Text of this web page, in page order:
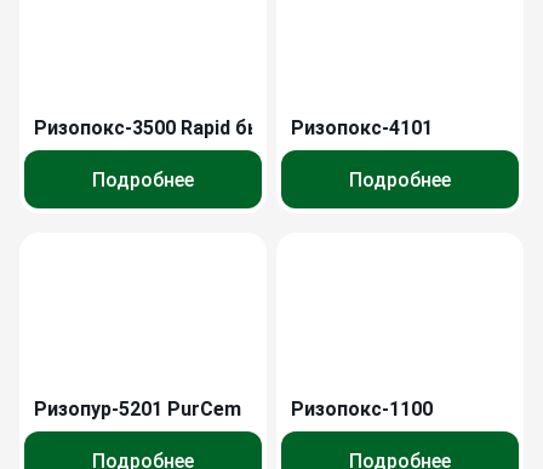
Ризопокс-3500 Rapid быстротвердеющий
Подробнее
Ризопокс-4101
Подробнее
Ризопур-5201 PurCem
Подробнее
Ризопокс-1100
Подробнее